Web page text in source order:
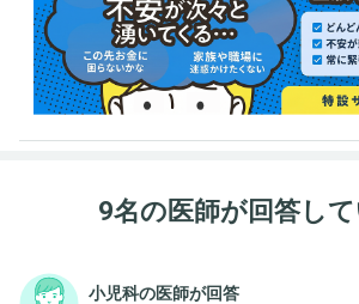
9名の医師が回答し
小児科の医師が回答